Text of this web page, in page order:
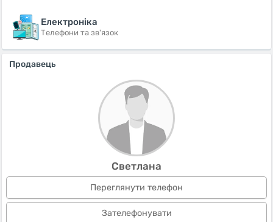
Електроніка
Телефони та зв'язок
Продавець
Светлана
Переглянути телефон
Зателефонувати